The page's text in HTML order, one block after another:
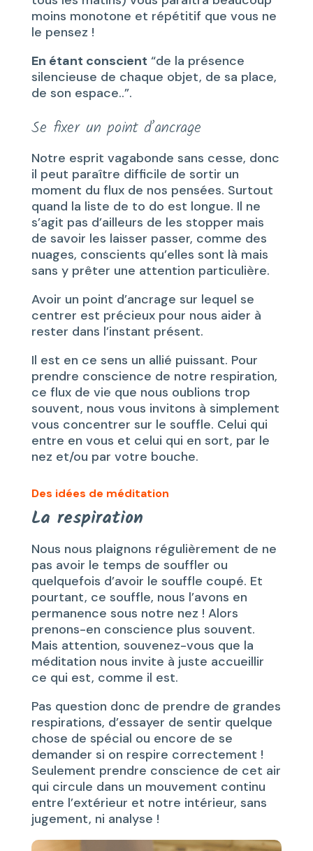
moins monotone et répétitif que vous ne
le pensez !
En étant conscient “de la présence
silencieuse de chaque objet, de sa place,
de son espace..”.
Se fixer un point d’ancrage
Notre esprit vagabonde sans cesse, donc
il peut paraître difficile de sortir un
moment du flux de nos pensées. Surtout
quand la liste de to do est longue. Il ne
s’agit pas d’ailleurs de les stopper mais
de savoir les laisser passer, comme des
nuages, conscients qu’elles sont là mais
sans y prêter une attention particulière.
Avoir un point d’ancrage sur lequel se
centrer est précieux pour nous aider à
rester dans l’instant présent.
Il est en ce sens un allié puissant. Pour
prendre conscience de notre respiration,
ce flux de vie que nous oublions trop
souvent, nous vous invitons à simplement
vous concentrer sur le souffle. Celui qui
entre en vous et celui qui en sort, par le
nez et/ou par votre bouche.
Des idées de méditation
La respiration
Nous nous plaignons régulièrement de ne
pas avoir le temps de souffler ou
quelquefois d’avoir le souffle coupé. Et
pourtant, ce souffle, nous l’avons en
permanence sous notre nez ! Alors
prenons-en conscience plus souvent.
Mais attention, souvenez-vous que la
méditation nous invite à juste accueillir
ce qui est, comme il est.
Pas question donc de prendre de grandes
respirations, d’essayer de sentir quelque
chose de spécial ou encore de se
demander si on respire correctement !
Seulement prendre conscience de cet air
qui circule dans un mouvement continu
entre l’extérieur et notre intérieur, sans
jugement, ni analyse !